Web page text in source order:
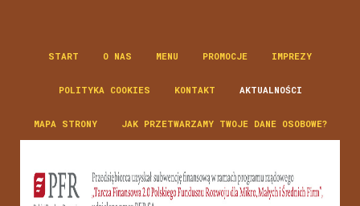
START O NAS MENU PROMOCJE IMPREZY
POLITYKA COOKIES KONTAKT AKTUALNOŚCI
MAPA STRONY JAK PRZETWARZAMY TWOJE DANE OSOBOWE?